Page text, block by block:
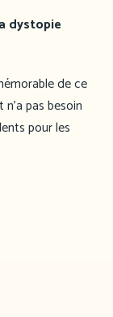
dystopie
de ce
pas besoin
pour les